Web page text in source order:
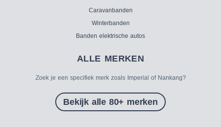
Caravanbanden
Winterbanden
Banden elektrische autos
ALLE MERKEN
Zoek je een specifiek merk zoals Imperial of Nankang?
Bekijk alle 80+ merken